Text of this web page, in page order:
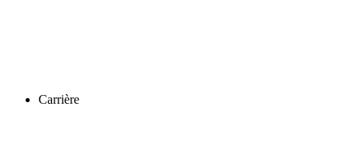
Carrière